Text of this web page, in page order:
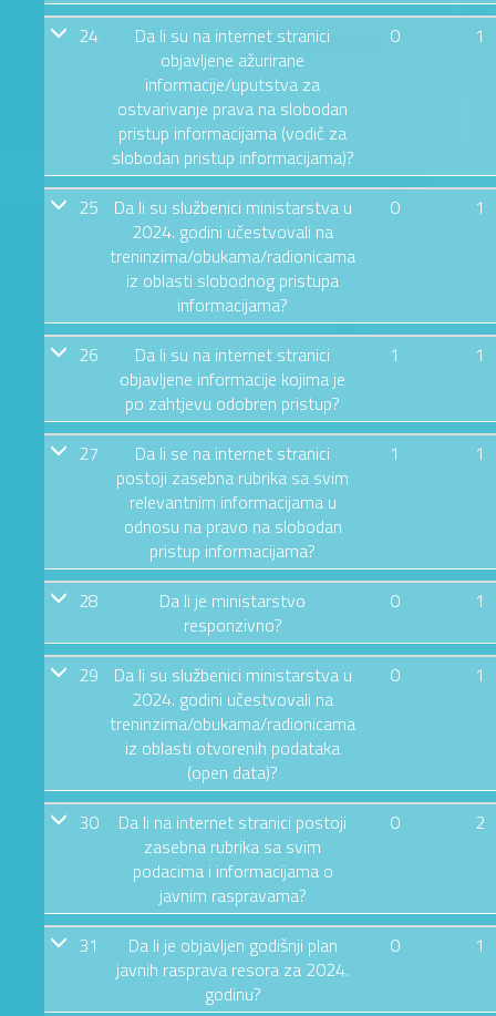
24
Da li su na internet stranici
objavljene ažurirane
informacije/uputstva za
ostvarivanje prava na slobodan
pristup informacijama (vodič za
slobodan pristup informacijama)?
0 1
25
Da li su službenici ministarstva u
2024. godini učestvovali na
treninzima/obukama/radionicama
iz oblasti slobodnog pristupa
informacijama?
0 1
26
Da li su na internet stranici
objavljene informacije kojima je
po zahtjevu odobren pristup?
1 1
27
Da li se na internet stranici
postoji zasebna rubrika sa svim
relevantnim informacijama u
odnosu na pravo na slobodan
pristup informacijama?
1 1
28
Da li je ministarstvo
responzivno?
0 1
29
Da li su službenici ministarstva u
2024. godini učestvovali na
treninzima/obukama/radionicama
iz oblasti otvorenih podataka
(open data)?
0 1
30
Da li na internet stranici postoji
zasebna rubrika sa svim
podacima i informacijama o
javnim raspravama?
0 2
31
Da li je objavljen godišnji plan
javnih rasprava resora za 2024.
godinu?
0 1